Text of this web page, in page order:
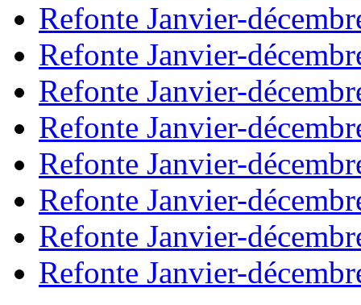
Refonte Janvier-
Refonte Janvier-
Refonte Janvier-
Refonte Janvier-
Refonte Janvier-
Refonte Janvier-
Refonte Janvier-
Refonte Janvier-